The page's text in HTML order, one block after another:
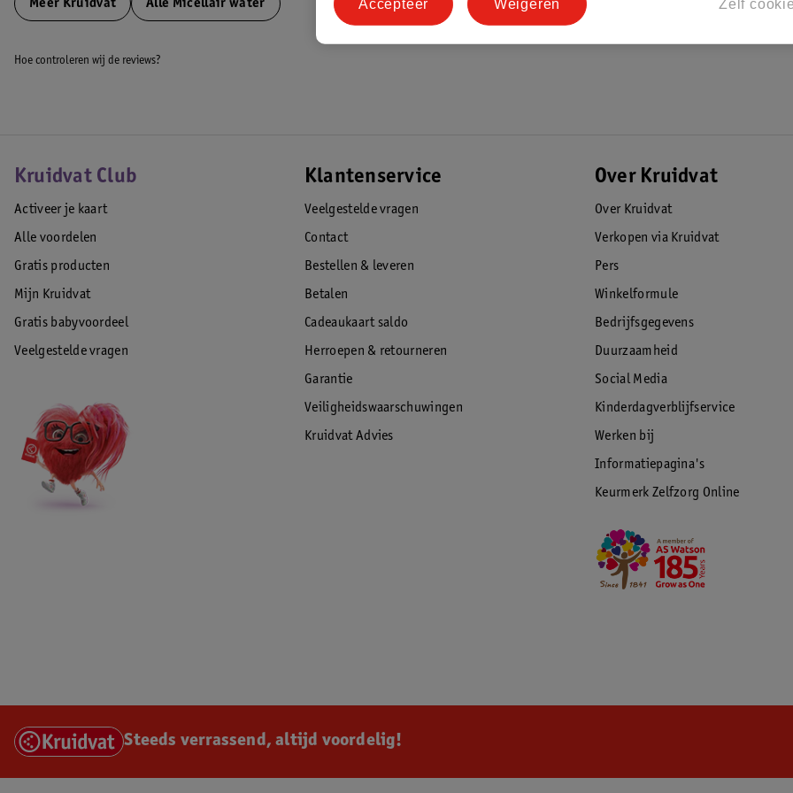
Meer Kruidvat Alle Micellair water
Hoe controleren wij de reviews?
Kruidvat Club
Activeer je kaart
Alle voordelen
Gratis producten
Mijn Kruidvat
Gratis babyvoordeel
Veelgestelde vragen
Klantenservice
Veelgestelde vragen
Contact
Bestellen & leveren
Betalen
Cadeaukaart saldo
Herroepen & retourneren
Garantie
Veiligheidswaarschuwingen
Kruidvat Advies
Over Kruidvat
Over Kruidvat
Verkopen via Kruidvat
Pers
Winkelformule
Bedrijfsgegevens
Duurzaamheid
Social Media
Kinderdagverblijfservice
Werken bij
Informatiepagina's
Keurmerk Zelfzorg Online
Steeds verrassend, altijd voordelig!
Zelf
Weigeren
Accepteer